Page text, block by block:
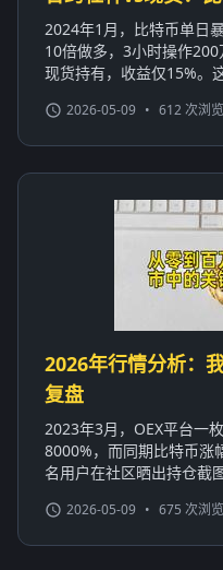
2024年1月，比特币单日
10倍做多，3小时操作
现货持有，收益仅15%。
2026-05-09 • 612 次浏览
2026年行情分析：
复盘
2023年3月，OEX平台一
8000%，而同期比特币涨
名用户在社区晒出持仓截
2026-05-09 • 675 次浏览